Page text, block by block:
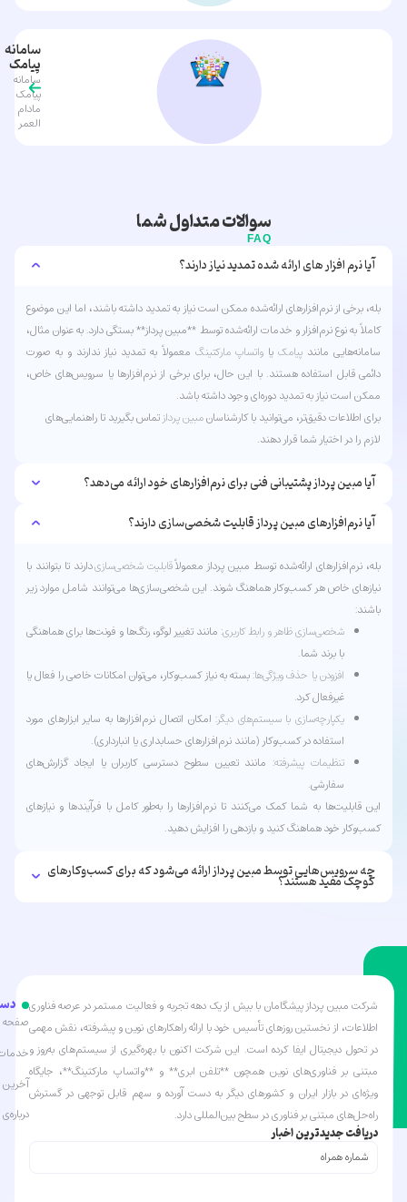
سامانه
پیامک
سامانه
پیامک
مادام
العمر
سوالات متداول شما
FAQ
آیا نرم افزار های ارائه شده تمدید نیاز دارند؟
بله، برخی از نرم‌افزارهای ارائه‌شده ممکن است نیاز به تمدید داشته باشند، اما این موضوع
کاملاً به نوع نرم‌افزار و خدمات ارائه‌شده توسط **مبین پرداز** بستگی دارد. به عنوان مثال،
سامانه‌هایی مانندپیامک یاواتساپ مارکتینگ معمولاً به تمدید نیاز ندارند و به صورت
دائمی قابل استفاده هستند. با این حال، برای برخی از نرم‌افزارها یا سرویس‌های خاص،
ممکن است نیاز به تمدید دوره‌ای وجود داشته باشد.
برای اطلاعات دقیق‌تر، می‌توانید با کارشناسانمبین پردازتماس بگیرید تا راهنمایی‌های
لازم را در اختیار شما قرار دهند.
آیا مبین پرداز پشتیبانی فنی برای نرم‌افزارهای خود ارائه می‌دهد؟
آیا نرم‌افزارهای مبین پرداز قابلیت شخصی‌سازی دارند؟
بله، نرم‌افزارهای ارائه‌شده توسط مبین پرداز معمولاًقابلیت شخصی‌سازیدارند تا بتوانند با
نیازهای خاص هر کسب‌وکار هماهنگ شوند. این شخصی‌سازی‌ها می‌توانند شامل موارد زیر
باشند:
شخصی‌سازی ظاهر و رابط کاربری: مانند تغییر لوگو، رنگ‌ها و فونت‌ها برای هماهنگی
با برند شما.
افزودن یا حذف ویژگی‌ها: بسته به نیاز کسب‌وکار، می‌توان امکانات خاصی را فعال یا
غیرفعال کرد.
یکپارچه‌سازی با سیستم‌های دیگر: امکان اتصال نرم‌افزارها به سایر ابزارهای مورد
استفاده در کسب‌وکار (مانند نرم‌افزارهای حسابداری یا انبارداری).
تنظیمات پیشرفته: مانند تعیین سطوح دسترسی کاربران یا ایجاد گزارش‌های
سفارشی.
این قابلیت‌ها به شما کمک می‌کنند تا نرم‌افزارها را به‌طور کامل با فرآیندها و نیازهای
کسب‌وکار خود هماهنگ کنید و بازدهی را افزایش دهید.
چه سرویس‌هایی توسط مبین پرداز ارائه می‌شود که برای کسب‌وکارهای
کوچک مفید هستند؟
شرکت مبین پرداز پیشگامان با بیش از یک دهه تجربه و فعالیت مستمر در عرصه فناوری
اطلاعات، از نخستین روزهای تأسیس خود با ارائه راهکارهای نوین و پیشرفته، نقش مهمی
در تحول دیجیتال ایفا کرده است. این شرکت اکنون با بهره‌گیری از سیستم‌های به‌روز و
مبتنی بر فناوری‌های نوین همچون **تلفن ابری** و **واتساپ مارکتینگ**، جایگاه
ویژه‌ای در بازار ایران و کشورهای دیگر به دست آورده و سهم قابل توجهی در گسترش
راه‌حل‌های مبتنی بر فناوری در سطح بین‌المللی دارد.
صفحه
آخرین
دریافت جدیدترین اخبار
شمارههمراه(Required)